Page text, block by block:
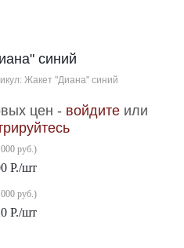
синий
Жакет "Диана" синий
цен - войдите или
руб.)
Р./шт
руб.)
Р./шт